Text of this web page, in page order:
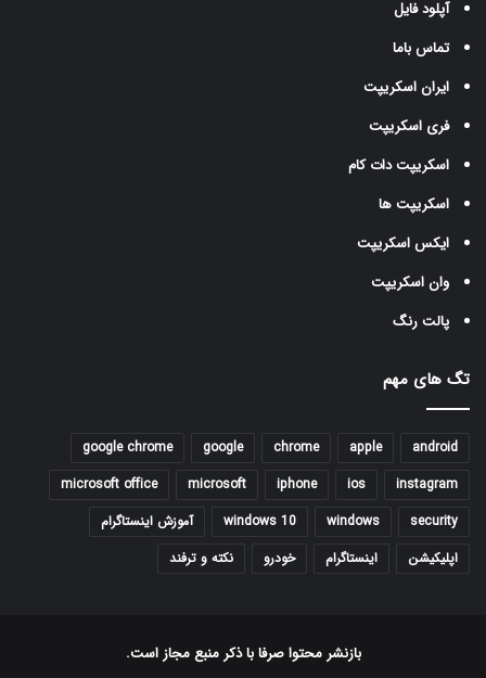
آپلود فایل
تماس باما
ایران اسکریپت
فری اسکریپت
اسکریپت دات کام
اسکریپت ها
ایکس اسکریپت
وان اسکریپت
پالت رنگ
تگ های مهم
android
apple
chrome
google
google chrome
instagram
ios
iphone
microsoft
microsoft office
security
windows
windows 10
آموزش اینستاگرام
اپلیکیشن
اینستاگرام خودرو نکته و ترفند
بازنشر محتوا صرفا با ذکر منبع مجاز است.